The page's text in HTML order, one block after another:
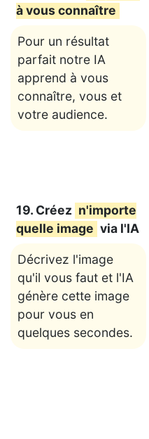
à vous connaître
Pour un résultat
parfait notre IA
apprend à vous
connaître, vous et
votre audience.
19. Créez n'importe
quelle image via l'IA
Décrivez l'image
qu'il vous faut et l'IA
génère cette image
pour vous en
quelques secondes.